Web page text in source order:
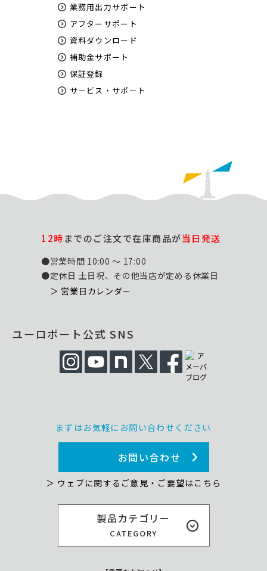
業務用出力サポート
アフターサポート
資料ダウンロード
補助金サポート
保証登録
サービス・サポート
製品カテゴリー
CATEGORY
12時までのご注文で在庫商品が当日発送
●営業時間 10:00 ～ 17:00
●定休日 土日祝、その他当店が定める休業日
＞ 営業日カレンダー
ユーロポート公式 SNS
まずはお気軽にお問い合わせください
お問い合わせ
＞ ウェブに関するご意見・ご要望はこちら